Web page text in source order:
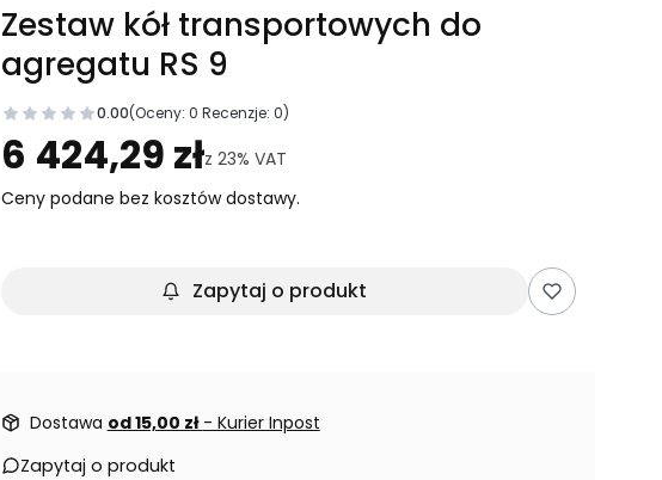
Zestaw kół transportowych do
agregatu RS 9
0.00(Oceny: 0 Recenzje: 0)
Przejdź do sekcji Opinie
6 424,29 złz 23% VAT
Ceny podane bez kosztów dostawy.
Zapytaj o produkt
Dostawa od 15,00 zł - Kurier Inpost
Zapytaj o produkt